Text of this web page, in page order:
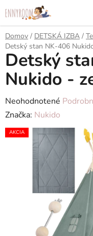
na
obsah
Domov / DETSKÁ IZBA /
Detský stan NK-406
Detský
Nukido -
Priemerné
hodnotenie
produktu
hviezdičiek.
Neohodnotené
Značka: Nukido
AKCIA